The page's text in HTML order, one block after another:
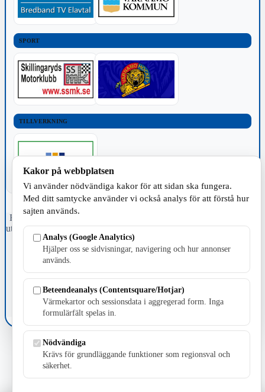
SPORT
TILLVERKNING
Fristående webbtidningsföretag grundat 1991 som sedan 2002 ger
ut tidningen Skillingaryd.nu och 2010 lanserades Värnamo.nu. Från
april 2026 omfattar Skillingaryd.nu tre kommuner: Gnosjö,
Värnamo och Vaggeryds kommun.
E-post: redaktionen@skillingaryd.nu
Postadress: Gisslaköp 1, 568 92 Skillingaryd
Kakinställningar
Kakor på webbplatsen
Vi använder nödvändiga kakor för att sidan ska fungera.
Med ditt samtycke använder vi också analys för att förstå hur
sajten används.
Analys (Google Analytics)
Hjälper oss se sidvisningar, navigering och hur annonser
används.
Beteendeanalys (Contentsquare/Hotjar)
Värmekartor och sessionsdata i aggregerad form. Inga
formulärfält spelas in.
Nödvändiga
Krävs för grundläggande funktioner som regionsval och
säkerhet.